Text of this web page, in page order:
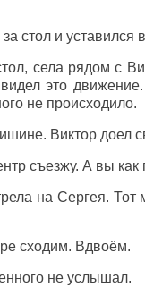
стол и
села рядом с
это
не происходило.
Виктор доел
съезжу. А вы как
на Сергея. Тот
сходим. Вдвоём.
не услышал.